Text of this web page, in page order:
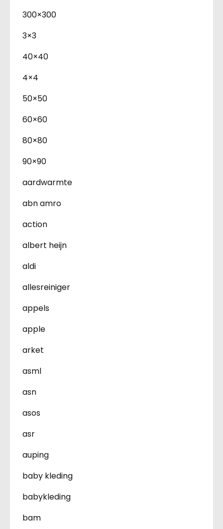
300×300
3×3
40×40
4×4
50×50
60×60
80×80
90×90
aardwarmte
abn amro
action
albert heijn
aldi
allesreiniger
appels
apple
arket
asml
asn
asos
asr
auping
baby kleding
babykleding
bam